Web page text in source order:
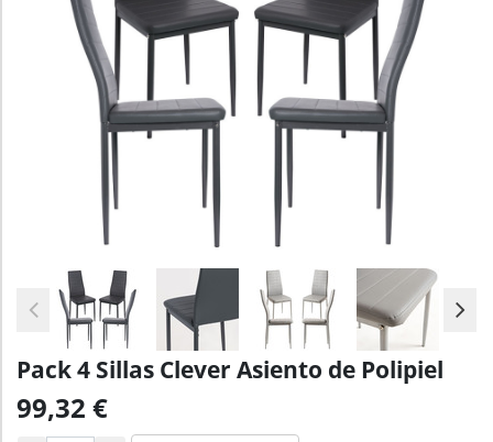
Estilos
Proyectos
Profesionales
Pack 4 Sillas Clever Asiento de Polipiel
99,32 €